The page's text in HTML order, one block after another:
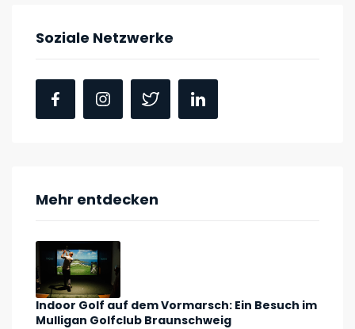
Soziale Netzwerke
Mehr entdecken
Indoor Golf auf dem Vormarsch: Ein Besuch im
Mulligan Golfclub Braunschweig